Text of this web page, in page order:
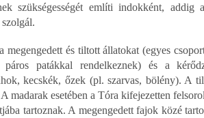
szükségességét említi indokként,
megengedett és tiltott állatokat (egyes
páros patákkal rendelkeznek) és a
kecskék, őzek (pl. szarvas, bölény). A
madarak esetében a Tóra kifejezetten
tartoznak. A megengedett fajok közé